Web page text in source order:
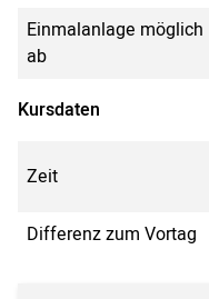
Einmalanlage möglich
ab
Kursdaten
Zeit
Differenz zum Vortag